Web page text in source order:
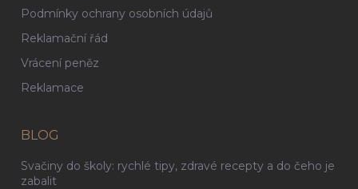
Podmínky ochrany osobních údajů
Reklamační řád
Vrácení peněz
Reklamace
BLOG
Svačiny do školy: rychlé tipy, zdravé recepty a do čeho je
zabalit